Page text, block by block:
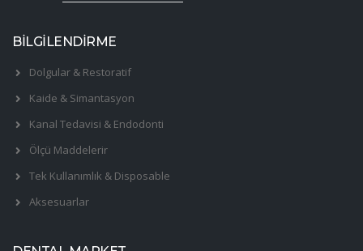
BİLGİLENDİRME
Dolgular & Restoratif
Kaide & Simantasyon
Kanal Tedavisi & Endodonti
Ölçü Maddelerir
Tek Kullanımlık & Disposable
Aksesuarlar